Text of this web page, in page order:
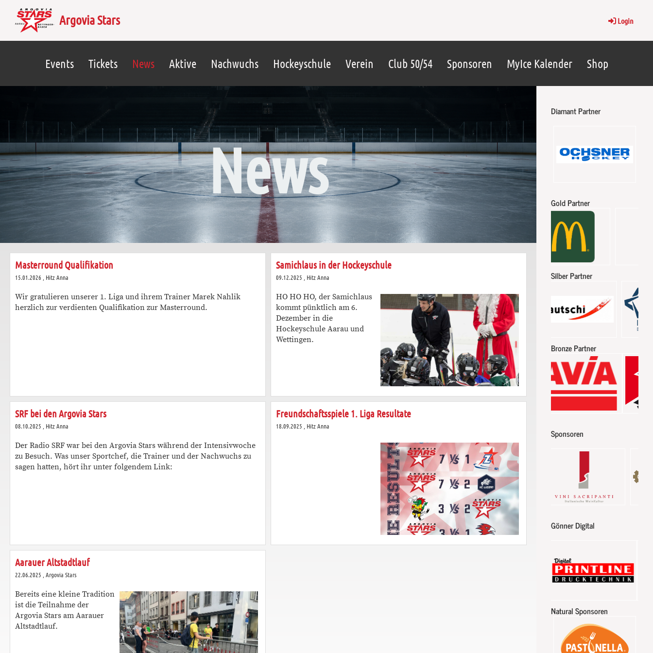
Argovia Stars Login
Events Tickets News Aktive Nachwuchs Hockeyschule Verein Club 50/54 Sponsoren MyIce Kalender Shop
News
Masterround Qualifikation
15.01.2026 , Hitz Anna
Wir gratulieren unserer 1. Liga und ihrem Trainer Marek Nahlik
herzlich zur verdienten Qualifikation zur Masterround.
Samichlaus in der Hockeyschule
09.12.2025 , Hitz Anna
HO HO HO, der Samichlaus
kommt pünktlich am 6.
Dezember in die
Hockeyschule Aarau und
Wettingen.
SRF bei den Argovia Stars
08.10.2025 , Hitz Anna
Der Radio SRF war bei den Argovia Stars während der Intensivwoche
zu Besuch. Was unser Sportchef, die Trainer und der Nachwuchs zu
sagen hatten, hört ihr unter folgendem Link:
Freundschaftsspiele 1. Liga Resultate
18.09.2025 , Hitz Anna
Aarauer Altstadtlauf
22.06.2025 , Argovia Stars
Bereits eine kleine Tradition
ist die Teilnahme der
Argovia Stars am Aarauer
Altstadtlauf.
Diamant Partner
Gold Partner
Silber Partner
Bronze Partner
Sponsoren
Gönner Digital
Natural Sponsoren